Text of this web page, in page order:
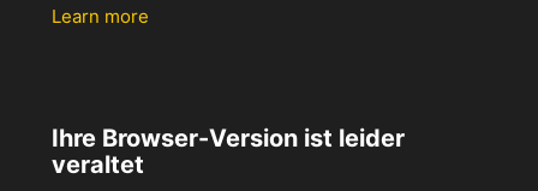
Learn more
Ihre Browser-Version ist leider
veraltet